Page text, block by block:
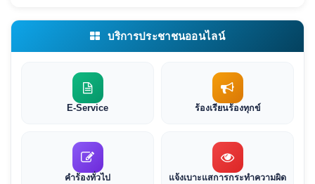
บริการประชาชนออนไลน์
E-Service ร้องเรียนร้องทุกข์
คำร้องทั่วไป แจ้งเบาะแสการกระทำความผิด